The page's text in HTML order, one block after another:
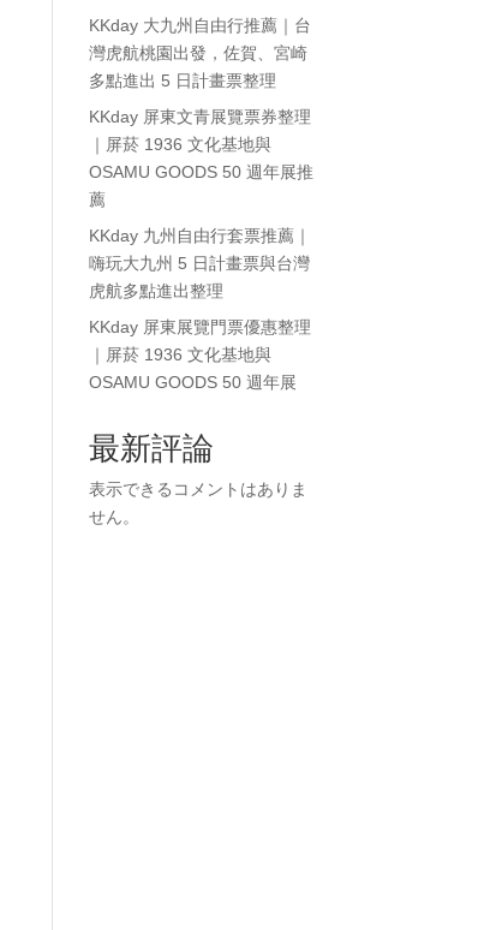
KKday 大九州自由行推薦｜台
灣虎航桃園出發，佐賀、宮崎
多點進出 5 日計畫票整理
KKday 屏東文青展覽票券整理
｜屏菸 1936 文化基地與
OSAMU GOODS 50 週年展推
薦
KKday 九州自由行套票推薦｜
嗨玩大九州 5 日計畫票與台灣
虎航多點進出整理
KKday 屏東展覽門票優惠整理
｜屏菸 1936 文化基地與
OSAMU GOODS 50 週年展
最新評論
表示できるコメントはありま
せん。